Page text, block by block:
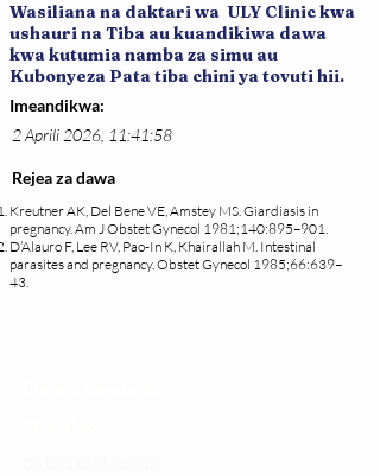
Wasiliana na daktari wa ULY Clinic kwa
ushauri na Tiba au kuandikiwa dawa
kwa kutumia namba za simu au
Kubonyeza Pata tiba chini ya tovuti hii.
Imeandikwa:
2 Aprili 2026, 11:41:58
Rejea za dawa
Kreutner AK, Del Bene VE, Amstey MS. Giardiasis in
pregnancy. Am J Obstet Gynecol 1981;140:895–901.
D’Alauro F, Lee RV, Pao-In K, Khairallah M. Intestinal
parasites and pregnancy. Obstet Gynecol 1985;66:639–
43.